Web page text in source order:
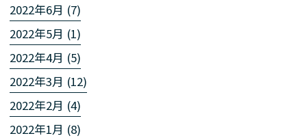
2022年6月 (7)
2022年5月 (1)
2022年4月 (5)
2022年3月 (12)
2022年2月 (4)
2022年1月 (8)